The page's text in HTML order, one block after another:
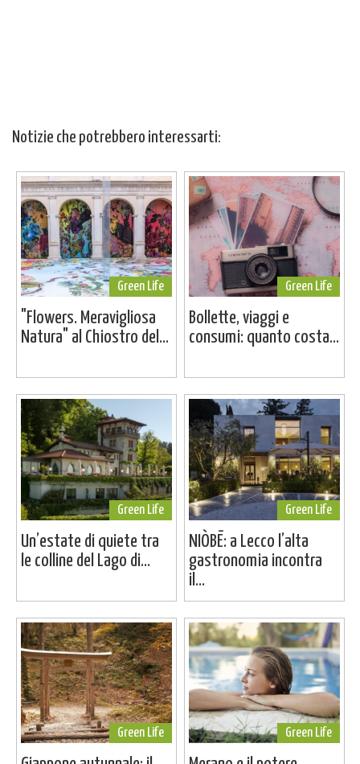
Notizie che potrebbero interessarti:
Green Life
"Flowers. Meravigliosa
Natura" al Chiostro del...
Green Life
Bollette, viaggi e
consumi: quanto costa...
Green Life
Un’estate di quiete tra
le colline del Lago di...
Green Life
NIÒBĒ: a Lecco l’alta
gastronomia incontra
il...
Green Life Green Life